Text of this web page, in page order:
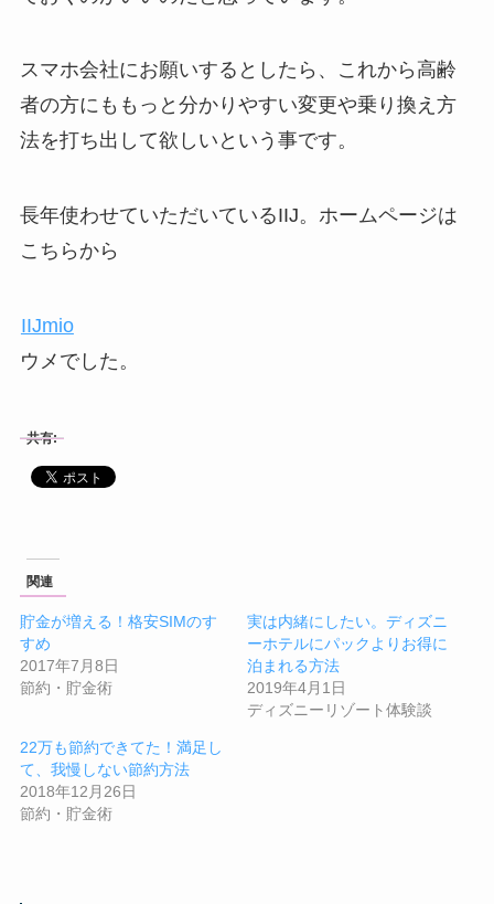
スマホ会社にお願いするとしたら、これから高齢
者の方にももっと分かりやすい変更や乗り換え方
法を打ち出して欲しいという事です。
長年使わせていただいているIIJ。ホームページは
こちらから
IIJmio
ウメでした。
共有:
関連
貯金が増える！格安SIMのす
すめ
2017年7月8日
節約・貯金術
実は内緒にしたい。ディズニ
ーホテルにパックよりお得に
泊まれる方法
2019年4月1日
ディズニーリゾート体験談
22万も節約できてた！満足し
て、我慢しない節約方法
2018年12月26日
節約・貯金術